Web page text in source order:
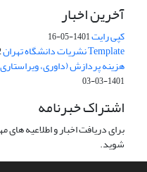
آخرین اخبار
کپی رایت1401-05-16
Template نشریات دانشگاه تهران
هزینه پردازش (داوری،
1401-03-03
اشتراک خبرنامه
برای دریافت اخبار و اطلاعیه
شوید.